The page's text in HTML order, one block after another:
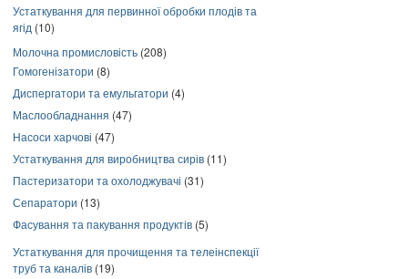
Устаткування для первинної обробки плодів та
ягід (10)
Молочна промисловість (208)
Гомогенізатори (8)
Диспергатори та емульгатори (4)
Маслообладнання (47)
Насоси харчові (47)
Устаткування для виробництва сирів (11)
Пастеризатори та охолоджувачі (31)
Сепаратори (13)
Фасування та пакування продуктів (5)
Устаткування для прочищення та телеінспекції
труб та каналів (19)